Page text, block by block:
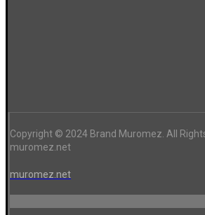
Copyright © 2024 Brand Muromez. All
muromez.net
muromez.net